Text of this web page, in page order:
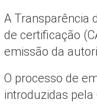
A Transparência
de certificação
emissão da
O processo de
introduzidas